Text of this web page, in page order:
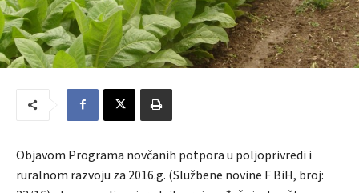
Objavom Programa novčanih potpora u poljoprivredi i
ruralnom razvoju za 2016.g. (Službene novine F BiH, broj: